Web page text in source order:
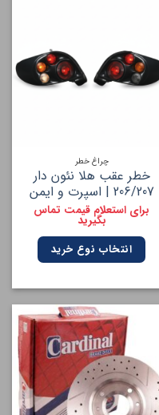
چراغ خطر
خطر عقب هلا نئون دار
206/207 | اسپرت و ایمن
برای استعلام قیمت تماس
بگیرید
انتخاب نوع خرید